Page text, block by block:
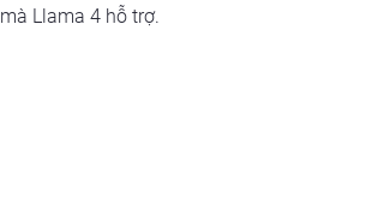
mà Llama 4 hỗ trợ.